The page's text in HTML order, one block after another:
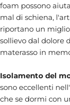
foam possono
mal di schiena,
riportano un
sollievo dal dolore
materasso in
Isolamento del
sono eccellenti
che se dormi con